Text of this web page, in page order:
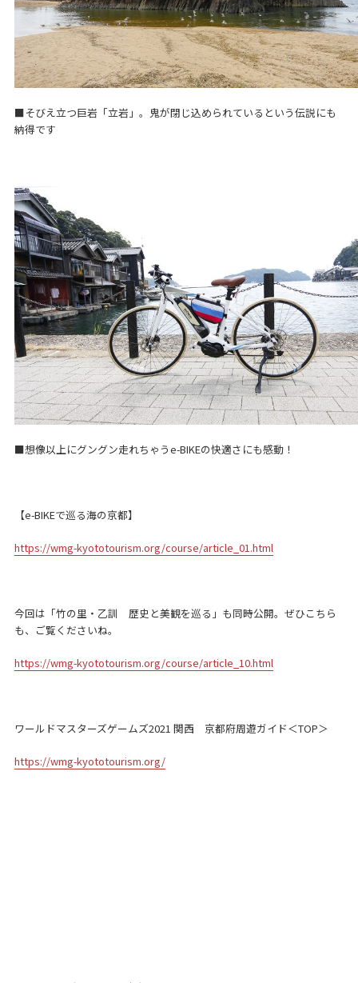
■そびえ立つ巨岩「立岩」。鬼が閉じ込められているという伝説にも
納得です
■想像以上にグングン走れちゃうe-BIKEの快適さにも感動！
【e-BIKEで巡る海の京都】
https://wmg-kyototourism.org/course/article_01.html
今回は「竹の里・乙訓 歴史と美観を巡る」も同時公開。ぜひこちら
も、ご覧くださいね。
https://wmg-kyototourism.org/course/article_10.html
ワールドマスターズゲームズ2021 関西 京都府周遊ガイド＜TOP＞
https://wmg-kyototourism.org/